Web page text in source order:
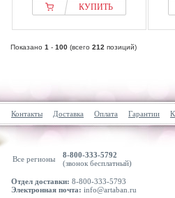
КУПИТЬ
Показано 1 - 100 (всего 212 позиций)
Контакты Доставка Оплата Гарантии
Все регионы
8-800-333-5792
(звонок бесплатный)
Отдел доставки: 8-800-333-5793
Электронная почта: info@artaban.ru